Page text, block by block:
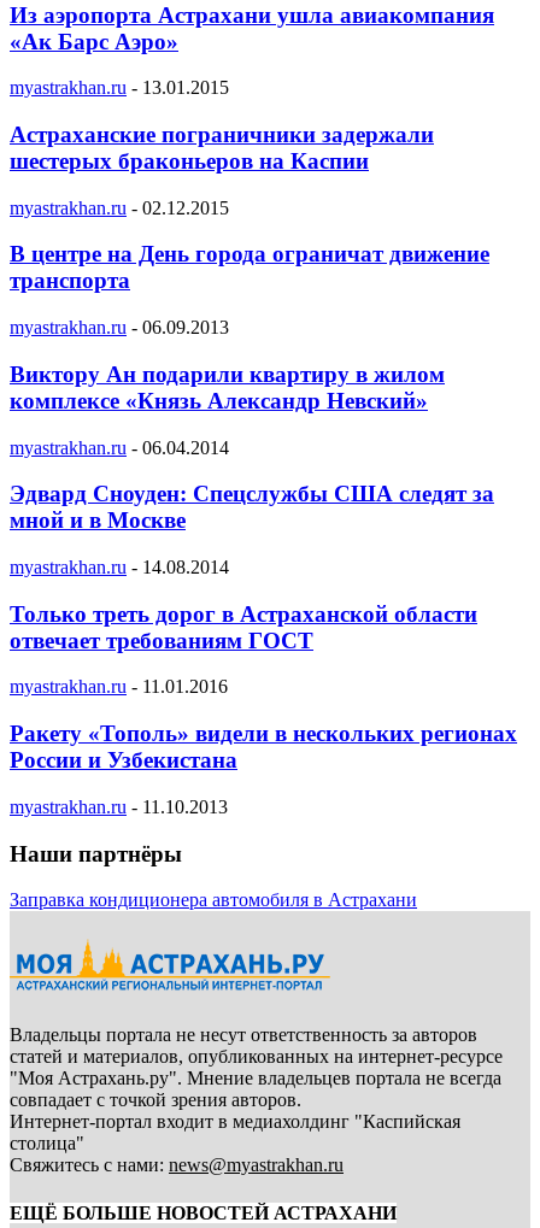
Из аэропорта Астрахани ушла авиакомпания
«Ак Барс Аэро»
myastrakhan.ru - 13.01.2015
Астраханские пограничники задержали
шестерых браконьеров на Каспии
myastrakhan.ru - 02.12.2015
В центре на День города ограничат движение
транспорта
myastrakhan.ru - 06.09.2013
Виктору Ан подарили квартиру в жилом
комплексе «Князь Александр Невский»
myastrakhan.ru - 06.04.2014
Эдвард Сноуден: Спецслужбы США следят за
мной и в Москве
myastrakhan.ru - 14.08.2014
Только треть дорог в Астраханской области
отвечает требованиям ГОСТ
myastrakhan.ru - 11.01.2016
Ракету «Тополь» видели в нескольких регионах
России и Узбекистана
myastrakhan.ru - 11.10.2013
Наши партнёры
Заправка кондиционера автомобиля в Астрахани
Владельцы портала не несут ответственность за авторов
статей и материалов, опубликованных на интернет-ресурсе
"Моя Астрахань.ру". Мнение владельцев портала не всегда
совпадает с точкой зрения авторов.
Интернет-портал входит в медиахолдинг "Каспийская
столица"
Свяжитесь с нами: news@myastrakhan.ru
ЕЩЁ БОЛЬШЕ НОВОСТЕЙ АСТРАХАНИ